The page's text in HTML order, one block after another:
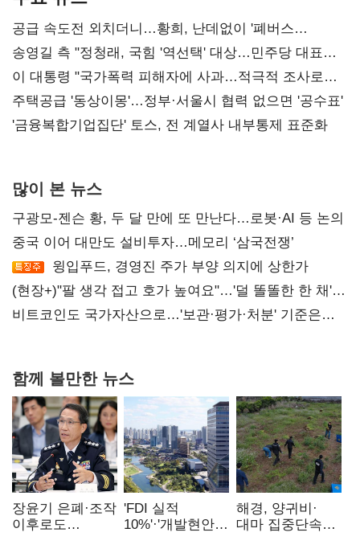
공급 속도전 외치더니…황희, 난데없이 '폐버스
리모델링' 제안
송영길 측 "정청래, 국힘 '역선택' 대상…민주당 대표로
총선 지휘 못해"
이 대통령 "국가폭력 피해자에 사과…적극적 조사로
진실 밝혀야"
주택공급 '동상이몽'…정부·서울시 협력 없으면 '공수표'
'금융복합기업집단' 토스, 전 계열사 내부통제 표준화
많이 본 뉴스
구광모-젠슨 황, 두 달 만에 또 만난다…로봇·AI 등 논의
중국 이어 대만도 설비투자…메모리 ‘삼국전쟁’
윙입푸드, 경영진 주가 부양 의지에 상한가
(현장+)"팔 생각 접고 호가 높여요"…'덜 똘똘한 한 채'
20억 키맞추기
비트코인도 국가자산으로…'보관·평가·처분' 기준은
함께 볼만한 뉴스
장윤기 은폐·조작
이후로도
'FDI 실적
10%'·'개발현안
해경, 양귀비·
대마 집중단속…